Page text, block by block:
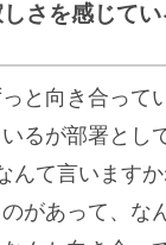
さを感じてい
と向き合って
るが部署とし
んて言います
があって、な